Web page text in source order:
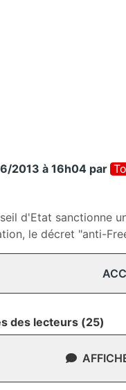
2013 à 16h04 par
d'Etat sanctionne
le décret "anti-
des lecteurs (25)